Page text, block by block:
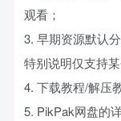
观看；
3. 早期资源默认
特别说明仅支持某
4. 下载教程/解压
5. PikPak网盘的